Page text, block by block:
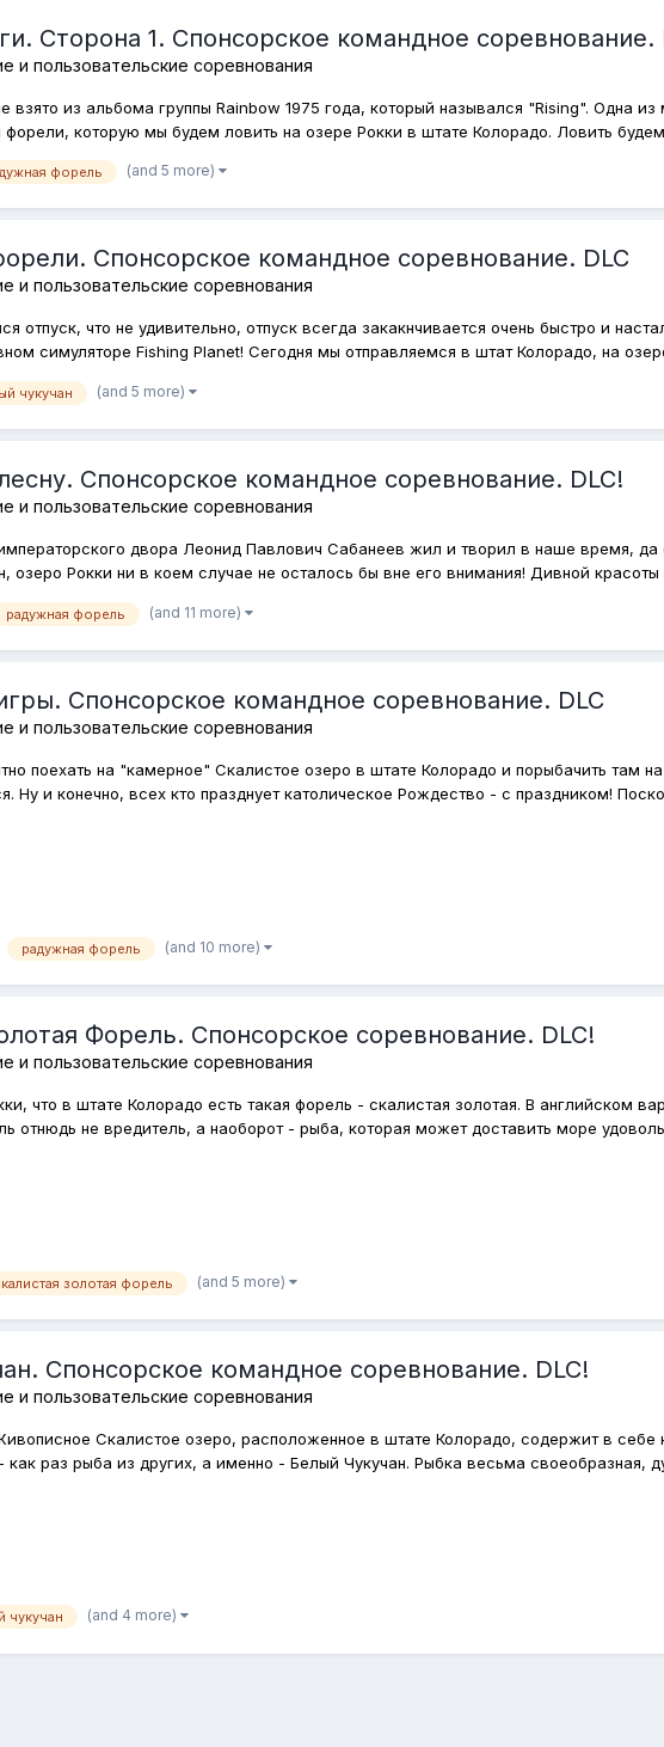
Сторона 1. Спонсорское командное соревнование.
и пользовательские соревнования
взято из альбома группы Rainbow 1975 года, который назывался "Rising". Одна
форели, которую мы будем ловить на озере Рокки в штате Колорадо. Ловить
форель (and 5 more)
Спонсорское командное соревнование. DLC
и пользовательские соревнования
отпуск, что не удивительно, отпуск всегда закакнчивается очень быстро и
симуляторе Fishing Planet! Сегодня мы отправляемся в штат Колорадо, на
чукучан (and 5 more)
Спонсорское командное соревнование. DLC!
и пользовательские соревнования
двора Леонид Павлович Сабанеев жил и творил в наше время, да
Рокки ни в коем случае не осталось бы вне его внимания! Дивной красоты
радужная форель (and 11 more)
Спонсорское командное соревнование. DLC
и пользовательские соревнования
поехать на "камерное" Скалистое озеро в штате Колорадо и порыбачить там
Ну и конечно, всех кто празднует католическое Рождество - с праздником!
радужная форель (and 10 more)
Форель. Спонсорское соревнование. DLC!
и пользовательские соревнования
что в штате Колорадо есть такая форель - скалистая золотая. В английском
отнюдь не вредитель, а наоборот - рыба, которая может доставить море
золотая форель (and 5 more)
Спонсорское командное соревнование. DLC!
и пользовательские соревнования
Скалистое озеро, расположенное в штате Колорадо, содержит в себе
раз рыба из других, а именно - Белый Чукучан. Рыбка весьма своеобразная,
чукучан (and 4 more)